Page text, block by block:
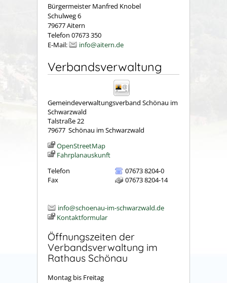
Bürgermeister Manfred Knobel
Schulweg 6
79677 Aitern
Telefon 07673 350
E-Mail:
info@aitern.de
Verbandsverwaltung
Gemeindeverwaltungsverband Schönau im
Schwarzwald
Talstraße 22
79677 Schönau im Schwarzwald
OpenStreetMap
Fahrplanauskunft
Telefon
07673 8204-0
Fax
07673 8204-14
info@schoenau-im-schwarzwald.de
Kontaktformular
Öffnungszeiten der
Verbandsverwaltung im
Rathaus Schönau
Montag bis Freitag